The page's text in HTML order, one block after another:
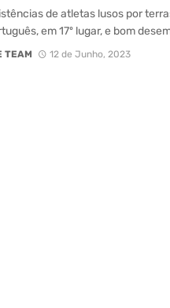
de atletas lusos por
em 17º lugar, e bom
TEAM 12 de Junho, 2023